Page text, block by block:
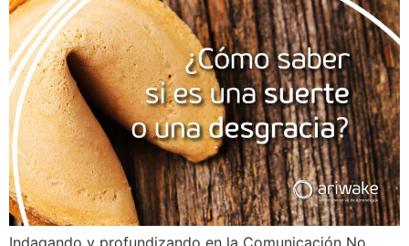
Indagando y profundizando en la Comunicación No